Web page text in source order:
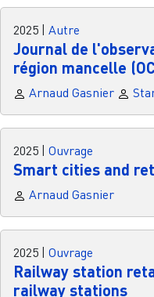
2025 Autre
Journal de
région mancelle
Arnaud Gasnier
2025 Ouvrage
Smart cities and
Arnaud Gasnier
2025 Ouvrage
Railway station
railway stations